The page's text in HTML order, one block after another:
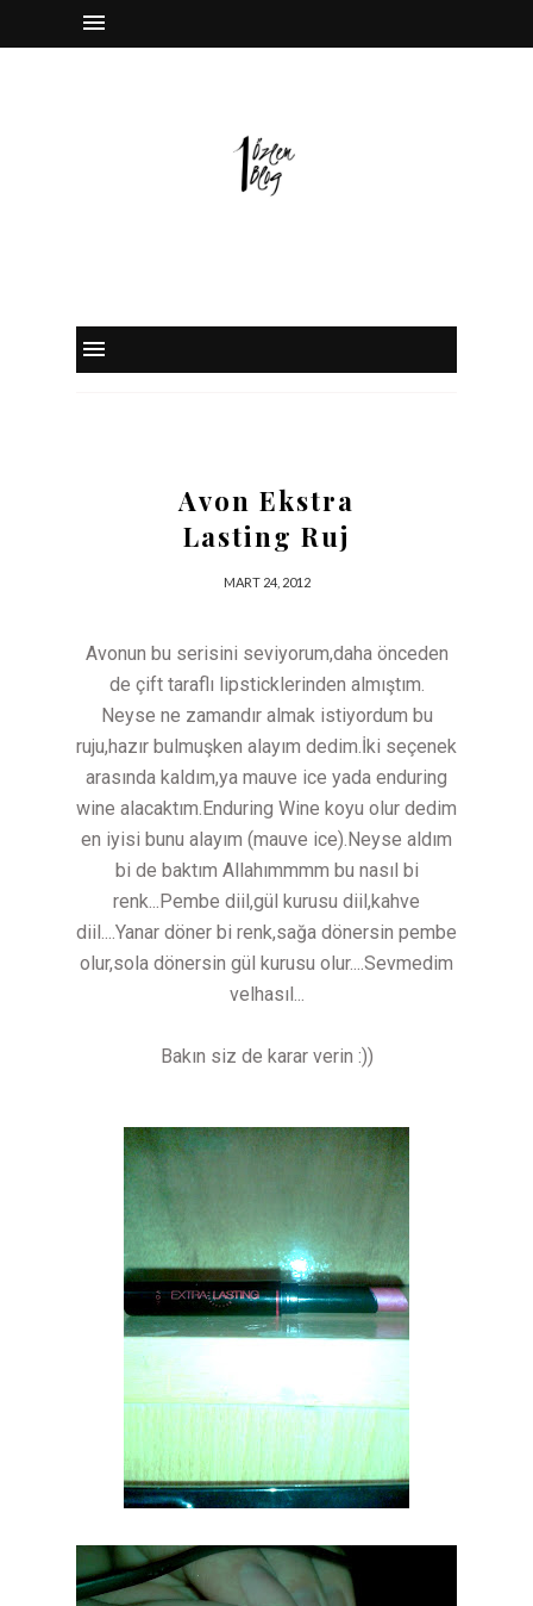
instagram
Avon Ekstra
Lasting Ruj
MART 24, 2012
Avonun bu serisini seviyorum,daha önceden
de çift taraflı lipsticklerinden almıştım.
Neyse ne zamandır almak istiyordum bu
ruju,hazır bulmuşken alayım dedim.İki seçenek
arasında kaldım,ya mauve ice yada enduring
wine alacaktım.Enduring Wine koyu olur dedim
en iyisi bunu alayım (mauve ice).Neyse aldım
bi de baktım Allahımmmm bu nasıl bi
renk...Pembe diil,gül kurusu diil,kahve
diil....Yanar döner bi renk,sağa dönersin pembe
olur,sola dönersin gül kurusu olur....Sevmedim
velhasıl...
Bakın siz de karar verin :))